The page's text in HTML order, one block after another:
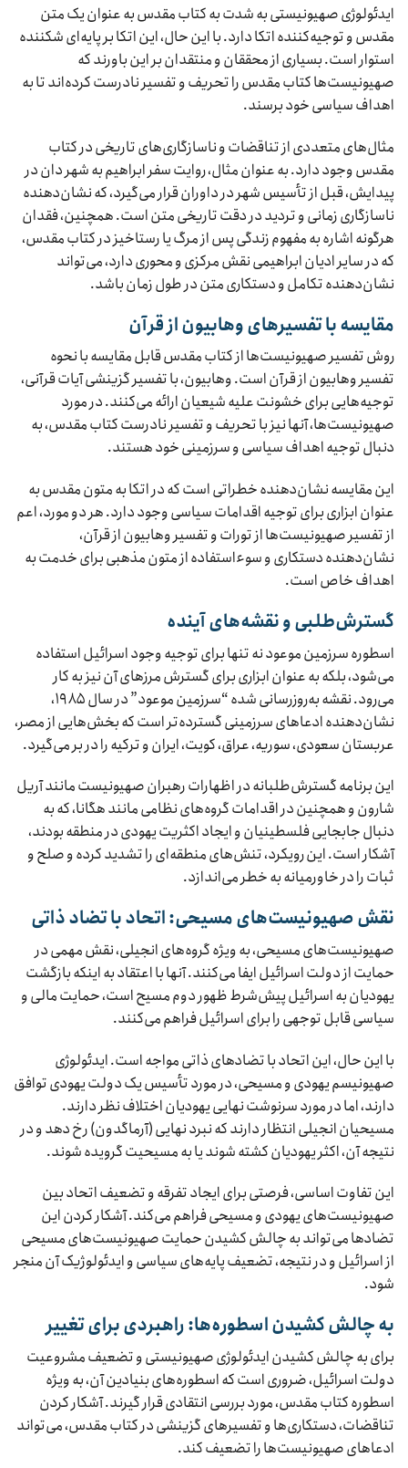
ایدئولوژی صهیونیستی به شدت به کتاب مقدس به عنوان یک متن
مقدس و توجیه‌کننده اتکا دارد. با این حال، این اتکا بر پایه‌ای شکننده
استوار است. بسیاری از محققان و منتقدان بر این باورند که
صهیونیست‌ها کتاب مقدس را تحریف و تفسیر نادرست کرده‌اند تا به
اهداف سیاسی خود برسند.
مثال‌های متعددی از تناقضات و ناسازگاری‌های تاریخی در کتاب
مقدس وجود دارد. به عنوان مثال، روایت سفر ابراهیم به شهر دان در
پیدایش، قبل از تأسیس شهر در داوران قرار می‌گیرد، که نشان‌دهنده
ناسازگاری زمانی و تردید در دقت تاریخی متن است. همچنین، فقدان
هرگونه اشاره به مفهوم زندگی پس از مرگ یا رستاخیز در کتاب مقدس،
که در سایر ادیان ابراهیمی نقش مرکزی و محوری دارد، می‌تواند
نشان‌دهنده تکامل و دستکاری متن در طول زمان باشد.
مقایسه با تفسیرهای وهابیون از قرآن
روش تفسیر صهیونیست‌ها از کتاب مقدس قابل مقایسه با نحوه
تفسیر وهابیون از قرآن است. وهابیون، با تفسیر گزینشی آیات قرآنی،
توجیه‌هایی برای خشونت علیه شیعیان ارائه می‌کنند. در مورد
صهیونیست‌ها، آنها نیز با تحریف و تفسیر نادرست کتاب مقدس، به
دنبال توجیه اهداف سیاسی و سرزمینی خود هستند.
این مقایسه نشان‌دهنده خطراتی است که در اتکا به متون مقدس به
عنوان ابزاری برای توجیه اقدامات سیاسی وجود دارد. هر دو مورد، اعم
از تفسیر صهیونیست‌ها از تورات و تفسیر وهابیون از قرآن،
نشان‌دهنده دستکاری و سوءاستفاده از متون مذهبی برای خدمت به
اهداف خاص است.
گسترش‌طلبی و نقشه‌های آینده
اسطوره سرزمین موعود نه تنها برای توجیه وجود اسرائیل استفاده
می‌شود، بلکه به عنوان ابزاری برای گسترش مرزهای آن نیز به کار
می‌رود. نقشه به‌روزرسانی شده “سرزمین موعود” در سال ۱۹۸۵،
نشان‌دهنده ادعاهای سرزمینی گسترده‌تر است که بخش‌هایی از مصر،
عربستان سعودی، سوریه، عراق، کویت، ایران و ترکیه را در بر می‌گیرد.
این برنامه گسترش‌طلبانه در اظهارات رهبران صهیونیست مانند آریل
شارون و همچنین در اقدامات گروه‌های نظامی مانند هگانا، که به
دنبال جابجایی فلسطینیان و ایجاد اکثریت یهودی در منطقه بودند،
آشکار است. این رویکرد، تنش‌های منطقه‌ای را تشدید کرده و صلح و
ثبات را در خاورمیانه به خطر می‌اندازد.
نقش صهیونیست‌های مسیحی: اتحاد با تضاد ذاتی
صهیونیست‌های مسیحی، به ویژه گروه‌های انجیلی، نقش مهمی در
حمایت از دولت اسرائیل ایفا می‌کنند. آنها با اعتقاد به اینکه بازگشت
یهودیان به اسرائیل پیش‌شرط ظهور دوم مسیح است، حمایت مالی و
سیاسی قابل توجهی را برای اسرائیل فراهم می‌کنند.
با این حال، این اتحاد با تضادهای ذاتی مواجه است. ایدئولوژی
صهیونیسم یهودی و مسیحی، در مورد تأسیس یک دولت یهودی توافق
دارند، اما در مورد سرنوشت نهایی یهودیان اختلاف نظر دارند.
مسیحیان انجیلی انتظار دارند که نبرد نهایی (آرماگدون) رخ دهد و در
نتیجه آن، اکثر یهودیان کشته شوند یا به مسیحیت گرویده شوند.
این تفاوت اساسی، فرصتی برای ایجاد تفرقه و تضعیف اتحاد بین
صهیونیست‌های یهودی و مسیحی فراهم می‌کند. آشکار کردن این
تضادها می‌تواند به چالش کشیدن حمایت صهیونیست‌های مسیحی
از اسرائیل و در نتیجه، تضعیف پایه‌های سیاسی و ایدئولوژیک آن منجر
شود.
به چالش کشیدن اسطوره‌ها: راهبردی برای تغییر
برای به چالش کشیدن ایدئولوژی صهیونیستی و تضعیف مشروعیت
دولت اسرائیل، ضروری است که اسطوره‌های بنیادین آن، به ویژه
اسطوره کتاب مقدس، مورد بررسی انتقادی قرار گیرند. آشکار کردن
تناقضات، دستکاری‌ها و تفسیرهای گزینشی در کتاب مقدس، می‌تواند
ادعاهای صهیونیست‌ها را تضعیف کند.